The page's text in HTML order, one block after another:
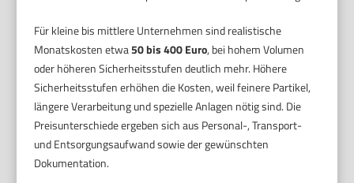
Für kleine bis mittlere Unternehmen sind realistische
Monatskosten etwa50 bis 400 Euro, bei hohem Volumen
oder höheren Sicherheitsstufen deutlich mehr. Höhere
Sicherheitsstufen erhöhen die Kosten, weil feinere Partikel,
längere Verarbeitung und spezielle Anlagen nötig sind. Die
Preisunterschiede ergeben sich aus Personal-, Transport-
und Entsorgungsaufwand sowie der gewünschten
Dokumentation.